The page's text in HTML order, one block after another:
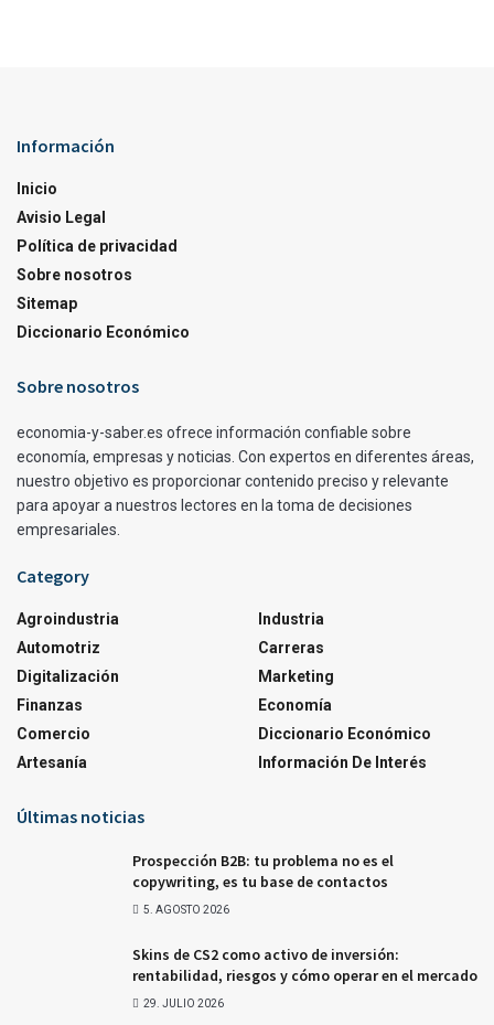
Información
Inicio
Avisio Legal
Política de privacidad
Sobre nosotros
Sitemap
Diccionario Económico
Sobre nosotros
economia-y-saber.es ofrece información confiable sobre
economía, empresas y noticias. Con expertos en diferentes áreas,
nuestro objetivo es proporcionar contenido preciso y relevante
para apoyar a nuestros lectores en la toma de decisiones
empresariales.
Category
Agroindustria
Automotriz
Digitalización
Finanzas
Comercio
Artesanía
Industria
Carreras
Marketing
Economía
Diccionario Económico
Información De Interés
Últimas noticias
Prospección B2B: tu problema no es el
copywriting, es tu base de contactos
5. AGOSTO 2026
Skins de CS2 como activo de inversión:
rentabilidad, riesgos y cómo operar en el mercado
29. JULIO 2026